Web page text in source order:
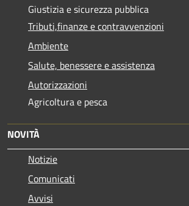
Giustizia e sicurezza pubblica
Tributi,finanze e contravvenzioni
Ambiente
Salute, benessere e assistenza
Autorizzazioni
Agricoltura e pesca
NOVITÀ
Notizie
Comunicati
Avvisi